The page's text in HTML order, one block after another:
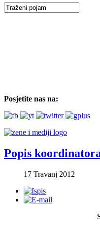
Posjetite nas na:
Popis
17 Travanj 2012